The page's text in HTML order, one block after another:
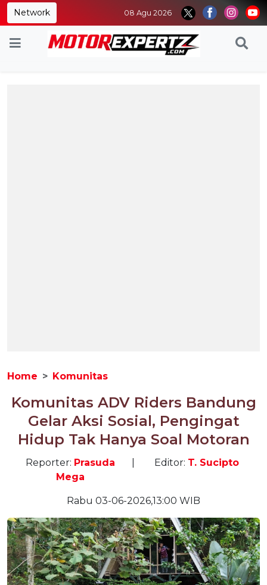
Network 08 Agu 2026
Home Komunitas
Komunitas ADV Riders Bandung
Gelar Aksi Sosial, Pengingat
Hidup Tak Hanya Soal Motoran
Reporter: Prasuda
Mega
Editor: T. Sucipto
Rabu 03-06-2026,13:00 WIB